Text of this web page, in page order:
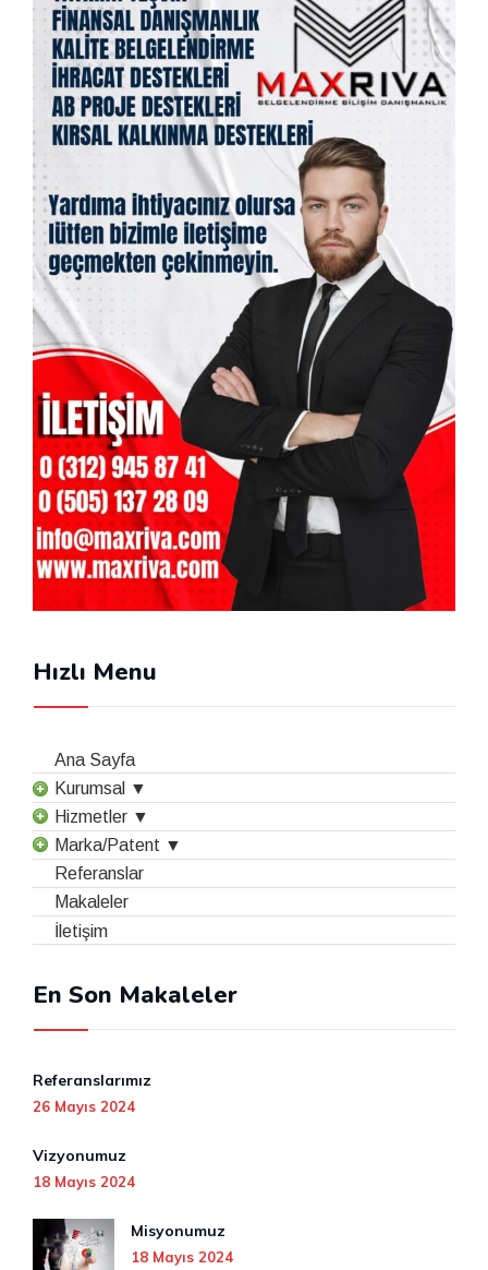
Hızlı Menu
Ana Sayfa
Kurumsal ▼
Hizmetler ▼
Marka/Patent ▼
Referanslar
Makaleler
İletişim
En Son Makaleler
Referanslarımız
26 Mayıs 2024
Vizyonumuz
18 Mayıs 2024
Misyonumuz
18 Mayıs 2024